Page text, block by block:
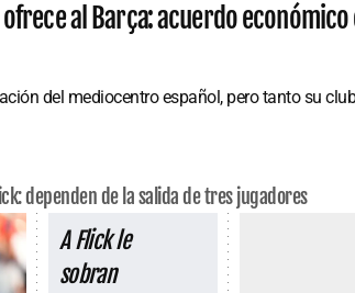
al Barça: acuerdo
del mediocentro español, pero tanto su
dependen de la salida de tres jugadores
A Flick le
sobran